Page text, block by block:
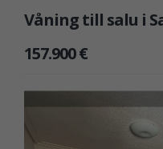
Våning till salu i
157.900 €